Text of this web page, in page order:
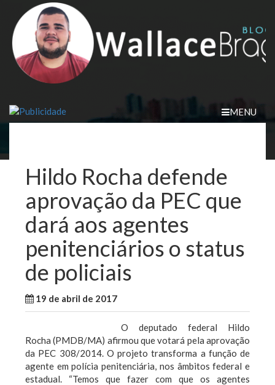
content
MENU
Hildo Rocha defende
aprovação da PEC que
dará aos agentes
penitenciários o status
de policiais
19 de abril de 2017
O deputado federal Hildo
Rocha (PMDB/MA) afirmou que votará pela aprovação
da PEC 308/2014. O projeto transforma a função de
agente em polícia penitenciária, nos âmbitos federal e
estadual. “Temos que fazer com que os agentes